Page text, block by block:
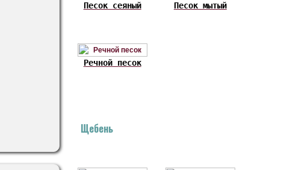
Песок сеяный Песок мытый
Речной песок
Щебень